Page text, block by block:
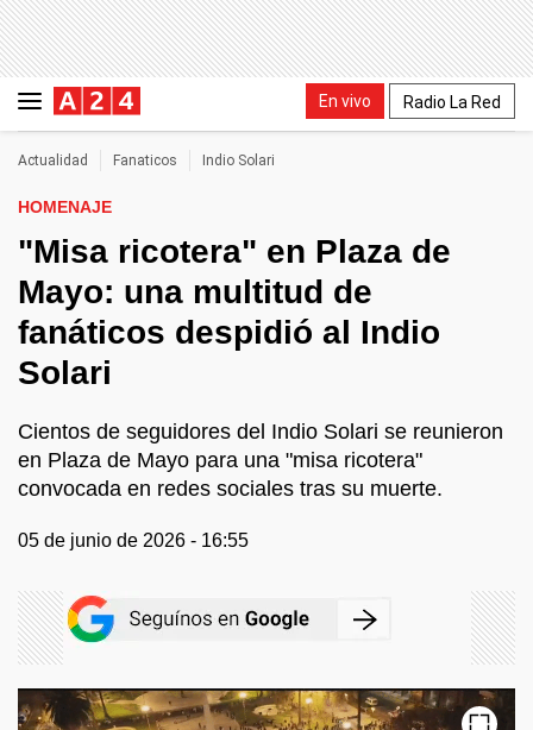
En vivo Radio La Red
Actualidad Fanaticos Indio Solari
HOMENAJE
"Misa ricotera" en Plaza de
Mayo: una multitud de
fanáticos despidió al Indio
Solari
Cientos de seguidores del Indio Solari se reunieron
en Plaza de Mayo para una "misa ricotera"
convocada en redes sociales tras su muerte.
05 de junio de 2026 - 16:55